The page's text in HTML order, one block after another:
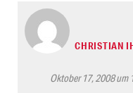
CHRISTIAN
Oktober 17, 2008 um